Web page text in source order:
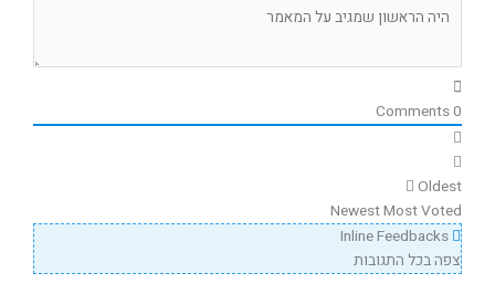
0
Oldest
NewestMost Voted
צפה בכל התגובות